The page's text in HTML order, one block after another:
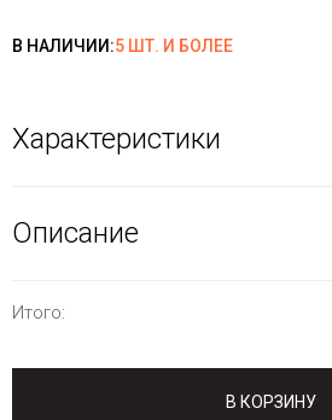
В НАЛИЧИИ:5 ШТ. И БОЛЕЕ
Характеристики
Описание
Итого:
В КОРЗИНУ